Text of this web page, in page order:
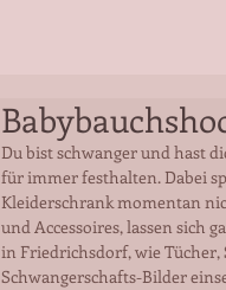
Du bist schwanger und hast
für immer festhalten. Dabei
Kleiderschrank momentan
und Accessoires, lassen sich
in Friedrichsdorf, wie
Schwangerschafts-Bilder